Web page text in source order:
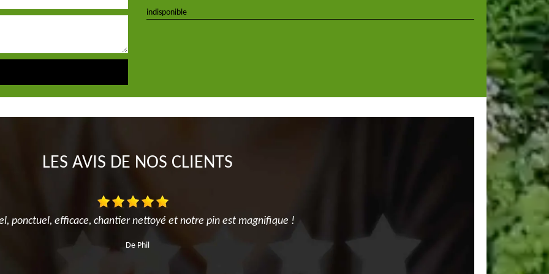
indisponible
LES AVIS DE NOS CLIENTS
ponctuel, efficace, chantier nettoyé et notre pin est magnifique !
De Phil